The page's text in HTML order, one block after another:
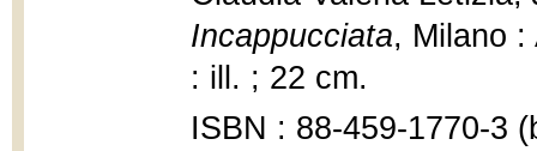
Incappucciata, Milano
: ill. ; 22 cm.
ISBN : 88-459-1770-3